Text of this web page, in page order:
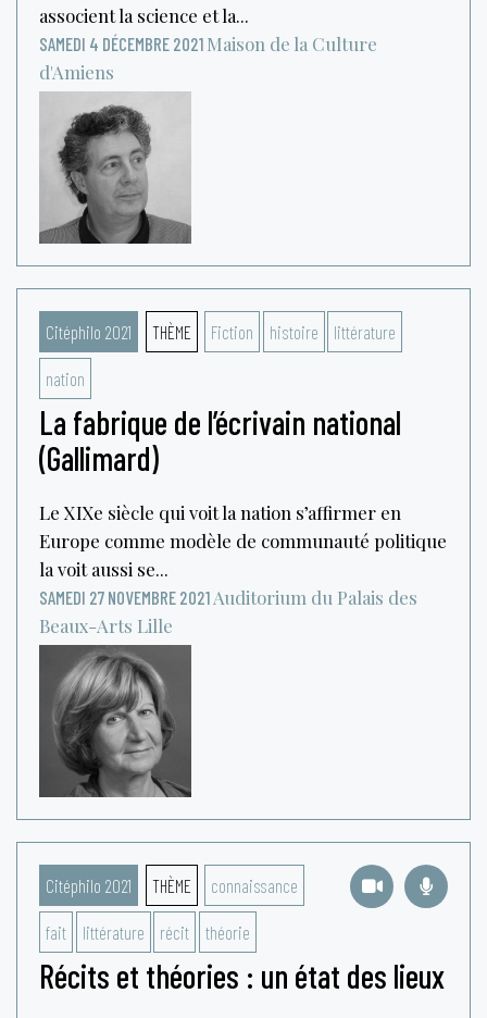
associent la science et la...
SAMEDI 4 DÉCEMBRE 2021 Maison de la Culture
d'Amiens
Citéphilo 2021 THÈME Fiction histoire littérature
nation
La fabrique de l’écrivain national
(Gallimard)
Le XIXe siècle qui voit la nation s’affirmer en
Europe comme modèle de communauté politique
la voit aussi se...
SAMEDI 27 NOVEMBRE 2021 Auditorium du Palais des
Beaux-Arts Lille
Citéphilo 2021 THÈME connaissance
fait littérature récit théorie
Récits et théories : un état des lieux